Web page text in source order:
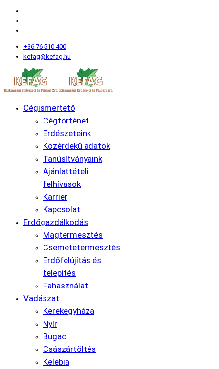
+36 76 510 400
kefag@kefag.hu
Cégismertető
Cégtörténet
Erdészeteink
Közérdekű adatok
Tanúsítványaink
Ajánlattételi
felhívások
Karrier
Kapcsolat
Erdőgazdálkodás
Magtermesztés
Csemetetermesztés
Erdőfelújítás és
telepítés
Fahasználat
Vadászat
Kerekegyháza
Nyír
Bugac
Császártöltés
Kelebia